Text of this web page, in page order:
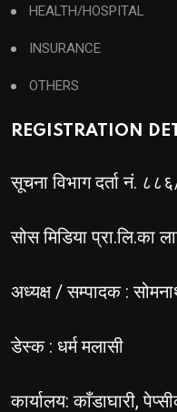
HEALTH/HOSPITAL
INSURANCE
OTHERS
REGISTRATION
सूचना विभाग दर्ता नं.
सोस मिडिया प्रा.लि.का
अध्यक्ष / सम्पादक :
डेस्क : धर्म मलासी
कार्यालय: काँडाघारी,